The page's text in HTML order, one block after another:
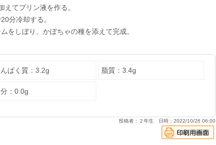
てプリン液を作る。
分冷却する。
をしぼり、かぼちゃの種を添えて完成。
ぱく質：3.2g 脂質：3.4g
：0.0g
投稿者：２年生 日時：2022/10/26 06:00